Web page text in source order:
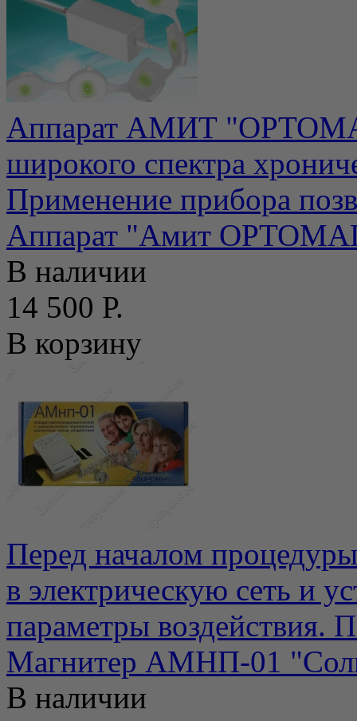
Аппарат АМИТ
широкого спектра
Применение прибора
Аппарат "Амит
В наличии
14 500 Р.
В корзину
Перед началом
в электрическую сеть и
параметры воздействия.
Магнитер АМНП-01
В наличии